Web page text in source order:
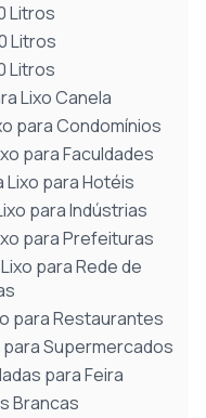
Litros
Litros
Litros
Lixo Canela
para Condomínios
para Faculdades
para Hotéis
para Indústrias
para Prefeituras
para Rede de
para Restaurantes
Supermercados
para Feira
Brancas